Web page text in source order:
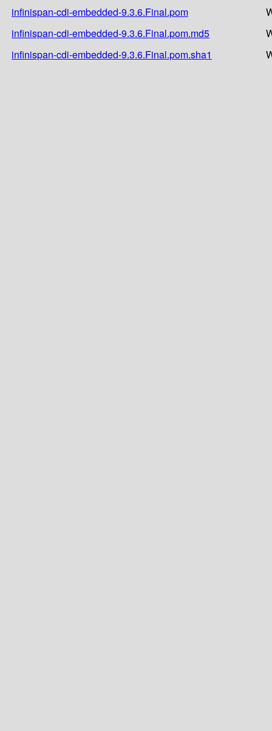
infinispan-cdi-embedded-9.3.6.Final.pom
infinispan-cdi-embedded-9.3.6.Final.pom.md5
infinispan-cdi-embedded-9.3.6.Final.pom.sha1